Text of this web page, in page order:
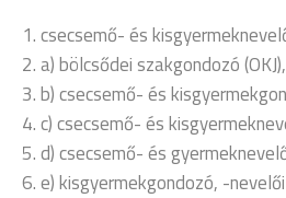
csecsemő- és
a) bölcsődei szakgondozó (OKJ),
b) csecsemő- és
c) csecsemő- és
d) csecsemő- és
e) kisgyermekgondozó, -nevelői